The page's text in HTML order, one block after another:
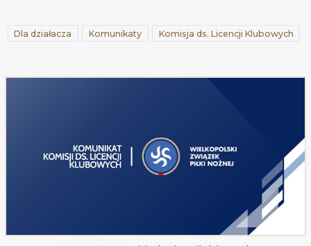
Dla działacza Komunikaty Komisja ds. Licencji Klubowych